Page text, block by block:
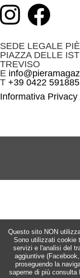
Questo sito NON
Sono utilizzati cookie
servizi e l'analisi del
aggiuntive
proseguendo la
saperne di più
SEDE LEGALE
PIAZZA DELLE
TREVISO
E
T +39 0422 591885
Informativa Privacy